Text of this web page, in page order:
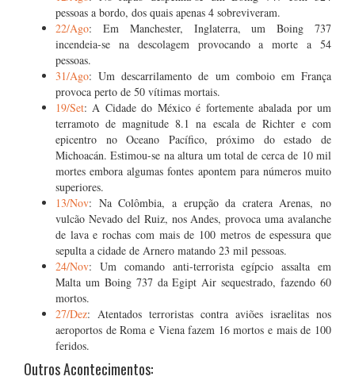
pessoas a bordo, dos quais apenas 4 sobreviveram.
22/Ago: Em Manchester, Inglaterra, um Boing 737
incendeia-se na descolagem provocando a morte a 54
pessoas.
31/Ago: Um descarrilamento de um comboio em França
provoca perto de 50 vítimas mortais.
19/Set: A Cidade do México é fortemente abalada por um
terramoto de magnitude 8.1 na escala de Richter e com
epicentro no Oceano Pacífico, próximo do estado de
Michoacán. Estimou-se na altura um total de cerca de 10 mil
mortes embora algumas fontes apontem para números muito
superiores.
13/Nov: Na Colômbia, a erupção da cratera Arenas, no
vulcão Nevado del Ruiz, nos Andes, provoca uma avalanche
de lava e rochas com mais de 100 metros de espessura que
sepulta a cidade de Arnero matando 23 mil pessoas.
24/Nov: Um comando anti-terrorista egípcio assalta em
Malta um Boing 737 da Egipt Air sequestrado, fazendo 60
mortos.
27/Dez: Atentados terroristas contra aviões israelitas nos
aeroportos de Roma e Viena fazem 16 mortos e mais de 100
feridos.
Outros Acontecimentos: